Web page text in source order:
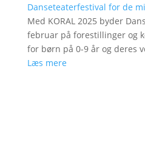
Danseteaterfestival for de
Med KORAL 2025 byder
februar på forestillinger og
for børn på 0-9 år og deres
Læs mere